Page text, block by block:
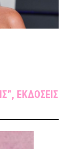
ΕΚΔΟΣΕΙΣ